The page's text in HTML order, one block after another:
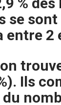
se
entre 2
Ils
du